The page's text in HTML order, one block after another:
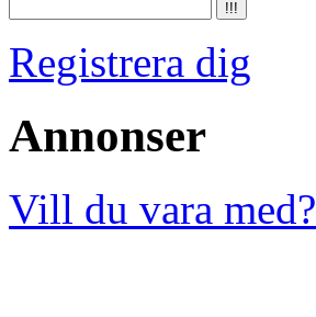
Registrera dig
Annonser
Vill du vara med?